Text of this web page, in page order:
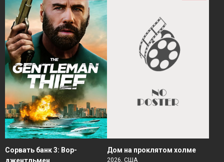
Сорвать банк 3: Вор-
Дом на проклятом холме
2026, США